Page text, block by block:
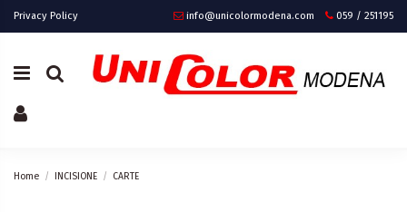
Privacy Policy info@unicolormodena.com 059 / 251195
Home INCISIONE CARTE